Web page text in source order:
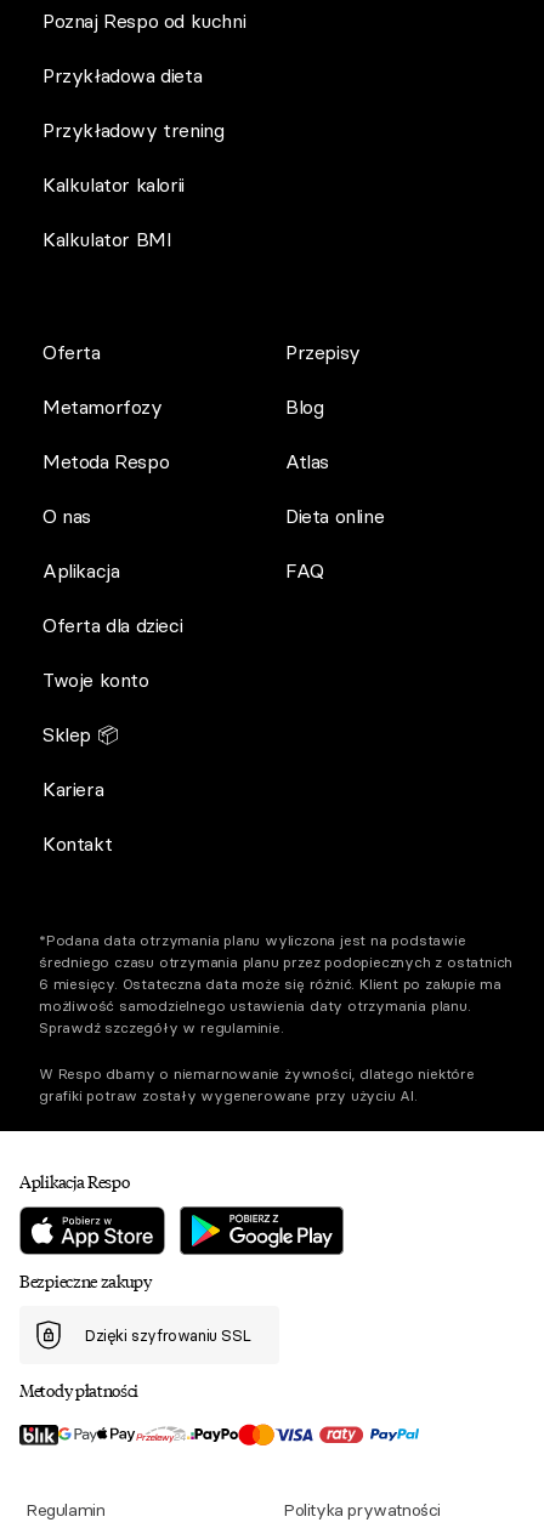
Poznaj Respo od kuchni
Przykładowa dieta
Przykładowy trening
Kalkulator kalorii
Kalkulator BMI
Oferta
Metamorfozy
Metoda Respo
O nas
Aplikacja
Przepisy
Blog
Atlas
Dieta online
FAQ
Oferta dla dzieci
Twoje konto
Sklep 📦
Kariera
Kontakt
*Podana data otrzymania planu wyliczona jest na podstawie
średniego czasu otrzymania planu przez podopiecznych z ostatnich
6 miesięcy. Ostateczna data może się różnić. Klient po zakupie ma
możliwość samodzielnego ustawienia daty otrzymania planu.
Sprawdź szczegóły w regulaminie.
W Respo dbamy o niemarnowanie żywności, dlatego niektóre
grafiki potraw zostały wygenerowane przy użyciu AI.
Aplikacja Respo
Bezpieczne zakupy
Dzięki szyfrowaniu SSL
Metody płatności
Regulamin Polityka prywatności